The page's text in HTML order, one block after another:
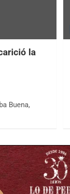
la
Buena,